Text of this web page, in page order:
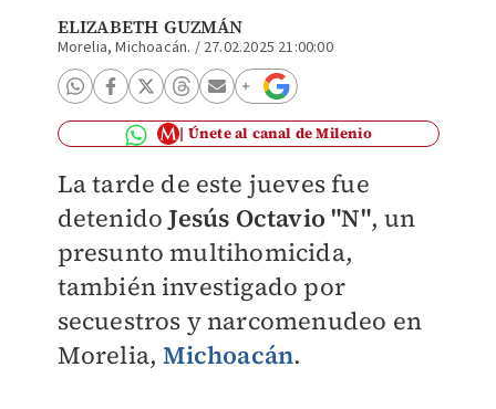
ELIZABETH GUZMÁN
Morelia, Michoacán. / 27.02.2025 21:00:00
Únete al canal de Milenio
La tarde de este jueves fue
detenidoJesús Octavio "N", un
presunto multihomicida,
también investigado por
secuestros y narcomenudeo en
Morelia,Michoacán.